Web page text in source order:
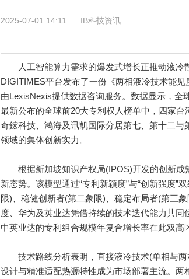
2025-07-01 14:11 IB科技资讯
人工智能算力需求的爆发式增长正推动液冷
DIGITIMES平台发布了一份《两相液冷技术能
由LexisNexis提供数据咨询服务。数据显示，全
最新公布的全球前20大专利权人榜单中，四家
奇鋐科技、鸿海及讯凯国际分居第七、第十二
领域的集体创新实力。
根据新加坡知识产权局(IPOS)开发的创新成
新态势。该模型通过“专利新颖度”与“创新强度”
限)、稳健创新者(第二象限)、稳定布局者(第三
度、华为及英业达凭借持续的技术迭代能力共同
中英业达的专利组合规模年复合增长率在此双高
技术路线分析表明，直接液冷技术(单相与两
设计与精准适配热源特性成为市场部署主流。